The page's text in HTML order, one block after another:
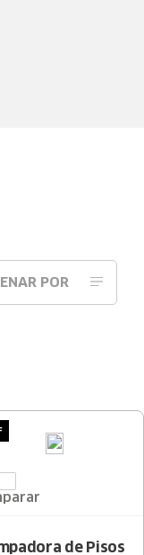
POR
de Pisos